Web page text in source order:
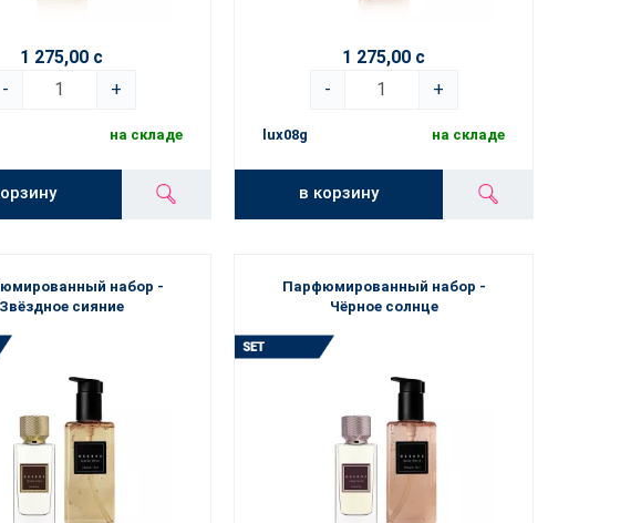
1 275,00 с
-
+
на складе
1 275,00 с
-
+
lux08g на складе
в корзину
набор -
Звёздное сияние
Парфюмированный набор -
Чёрное солнце